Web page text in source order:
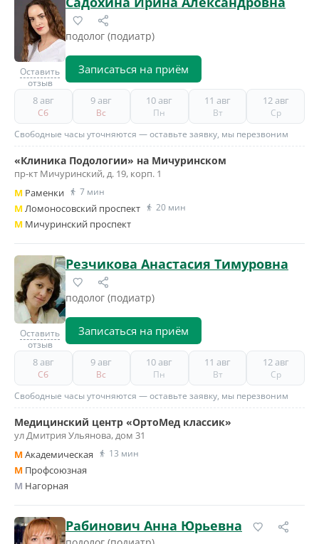
Оставить
отзыв
подолог (подиатр)
Записаться на приём
8 авг
Сб
9 авг
Вс
10 авг
Пн
11 авг
Вт
12 авг
Ср
Свободные часы уточняются — оставьте заявку, мы перезвоним
«Клиника Подологии» на Мичуринском
пр-кт Мичуринский, д. 19, корп. 1
M Раменки 7 мин
MЛомоносовский проспект 20 мин
M Мичуринский проспект
Оставить
отзыв
Резчикова Анастасия Тимуровна
подолог (подиатр)
Записаться на приём
8 авг
Сб
9 авг
Вс
10 авг
Пн
11 авг
Вт
12 авг
Ср
Свободные часы уточняются — оставьте заявку, мы перезвоним
Медицинский центр «ОртоМед классик»
ул Дмитрия Ульянова, дом 31
MАкадемическая 13 мин
M Профсоюзная
M Нагорная
Рабинович Анна Юрьевна